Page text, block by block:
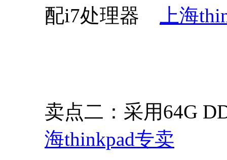
配i7处理器 上海
卖点二：采用64G
海thinkpad专卖